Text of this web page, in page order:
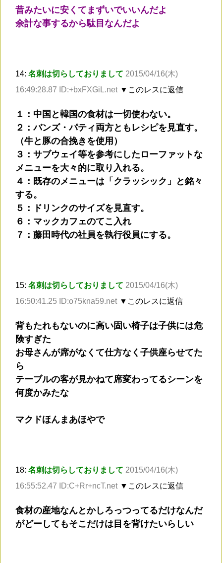
昔みたいに安くてまずいでいいんだよ
余計な事するから駄目なんだよ
14: 名刺は切らしておりまして 2015/04/16(木)
16:49:28.87 ID:+bxFXGiL.net ▼このレスに返信
１：中国と韓国の食材は一切使わない。
２：バンズ・パティ両方ともレシピを見直す。
（牛と豚の合挽きを使用）
３：サブウェイ等を参考にしたローファットな
メニューを大々的に取り入れる。
４：既存のメニューは「クラッシック」と銘々
する。
５：ドリンクのサイズを見直す。
６：マックカフェのてこ入れ
７：藤田時代の社員を執行役員にする。
15: 名刺は切らしておりまして 2015/04/16(木)
16:50:41.25 ID:o75kna59.net ▼このレスに返信
背もたれもないのに高い固い椅子は子供には危
険すぎた
お母さんが席がなくて仕方なく子供座らせてた
ら
テーブルの客が見かねて席変わってるシーンを
何度かみたな
マクドほんまあほやで
18: 名刺は切らしておりまして 2015/04/16(木)
16:55:52.47 ID:C+Rr+ncT.net ▼このレスに返信
食材の産地なんとかしろっつってるだけなんだ
がどーしてもそこだけは目を背けたいらしい